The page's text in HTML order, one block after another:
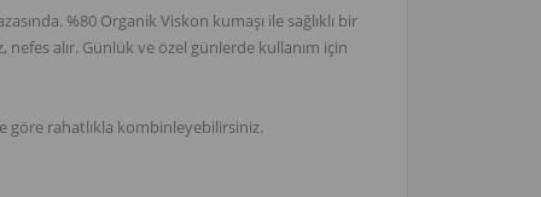
%80 Organik Viskon kumaşı ile sağlıklı bir
alır. Günlük ve özel günlerde kullanım için
göre rahatlıkla kombinleyebilirsiniz.